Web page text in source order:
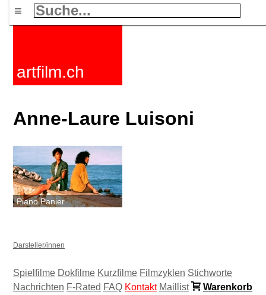
≡
artfilm.ch
Anne-Laure Luisoni
Piano Panier
Darsteller/innen
Spielfilme Dokfilme Kurzfilme Filmzyklen Stichworte
Nachrichten F-Rated FAQ Kontakt Maillist
Warenkorb